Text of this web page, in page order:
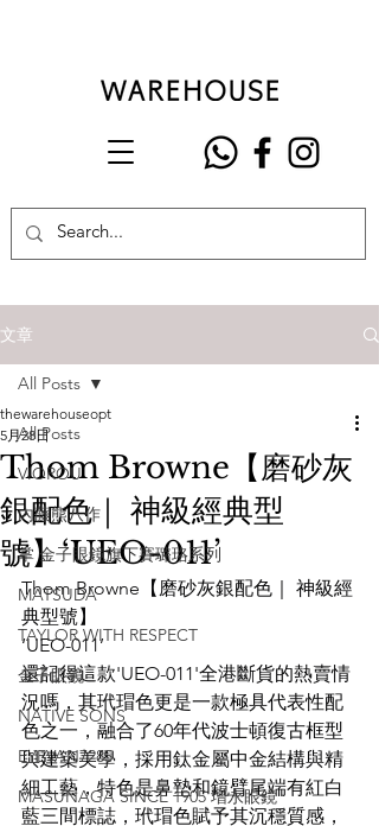
文章
All Posts
VIOROU
內藤熊八作
掌 金子眼鏡旗下賽璐珞系列
MATSUDA
TAYLOR WITH RESPECT
金子眼鏡
NATIVE SONS
EYEVAN7285
MASUNAGA SINCE 1905 增永眼鏡
All Posts
Thom Browne【磨砂灰
銀配色｜ 神級經典型
號】‘UEO-011’
thewarehouseopt
5月28日
Thom Browne【磨砂灰銀配色｜ 神級經
典型號】
‘UEO-011’
還記得這款'UEO-011'全港斷貨的熱賣情
況嗎，其玳瑁色更是一款極具代表性配
色之一，融合了60年代波士頓復古框型
與建築美學，採用鈦金屬中金結構與精
細工藝，特色是鼻墊和鏡臂尾端有紅白
藍三間標誌，玳瑁色賦予其沉穩質感，